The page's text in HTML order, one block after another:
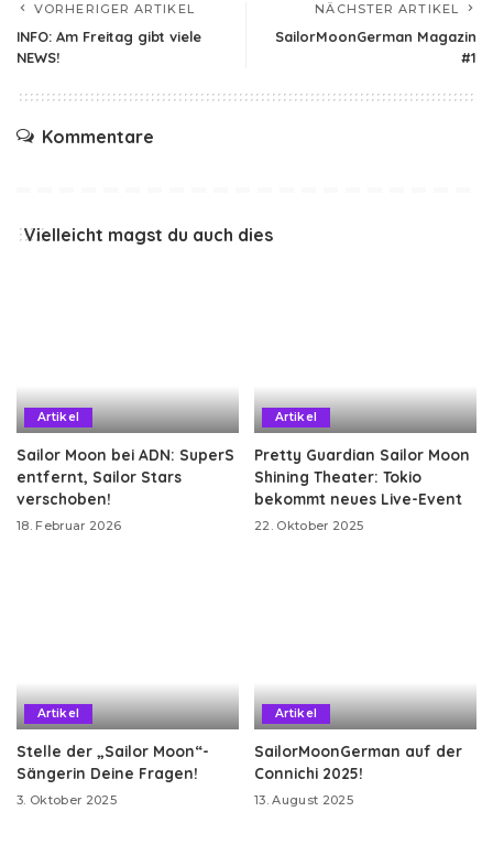
VORHERIGER ARTIKEL
INFO: Am Freitag gibt viele
NEWS!
NÄCHSTER ARTIKEL
SailorMoonGerman Magazin
#1
Kommentare
Vielleicht magst du auch dies
Artikel
Sailor Moon bei ADN: SuperS
entfernt, Sailor Stars
verschoben!
18. Februar 2026
Artikel
Pretty Guardian Sailor Moon
Shining Theater: Tokio
bekommt neues Live-Event
22. Oktober 2025
Artikel
Stelle der „Sailor Moon“-
Sängerin Deine Fragen!
3. Oktober 2025
Artikel
SailorMoonGerman auf der
Connichi 2025!
13. August 2025